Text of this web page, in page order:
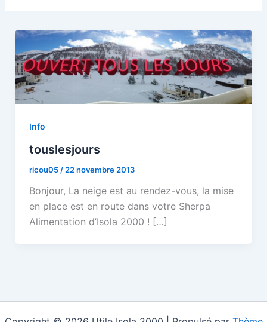
Info
touslesjours
ricou05 / 22 novembre 2013
Bonjour, La neige est au rendez-vous, la mise
en place est en route dans votre Sherpa
Alimentation d’Isola 2000 ! […]